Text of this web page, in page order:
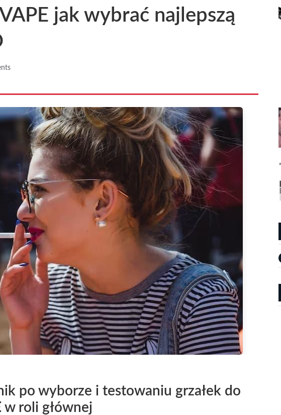
jak wybrać najlepszą
po wyborze i testowaniu grzałek do
w roli głównej